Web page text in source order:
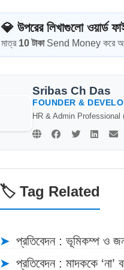
💎 উপরের লিখাগুলো ওয়ার্ড
মাত্র 10 টাকাSend Money করে
Sribas Ch Das
FOUNDER &
HR & Admin Professional
🏷️ Tag Related
➤ প্রতিবেদন : ভূমিকম্প ও
➤ প্রতিবেদন : মাদককে ‘না’